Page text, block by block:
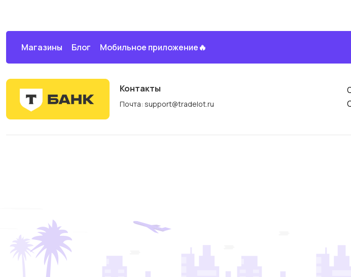
Магазины Блог Мобильное приложение🔥
Контакты
Почта: support@tradelot.ru